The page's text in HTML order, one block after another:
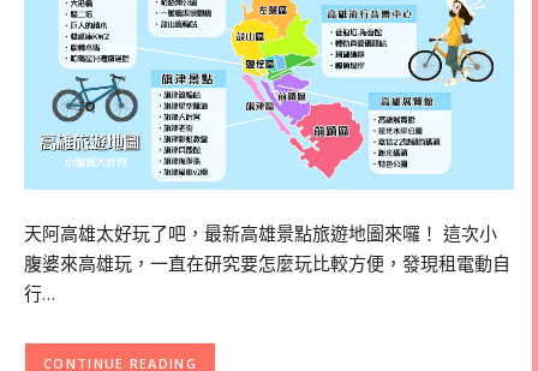
天阿高雄太好玩了吧，最新高雄景點旅遊地圖來囉！ 這次小
腹婆來高雄玩，一直在研究要怎麼玩比較方便，發現租電動自
行…
CONTINUE READING